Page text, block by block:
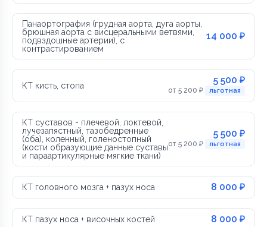
Панаортография (грудная аорта, дуга аорты,
брюшная аорта с висцеральными ветвями,
подвздошные артерии), с
контрастированием
14 000 ₽
КТ кисть, стопа 5 500 ₽
от 5 200 ₽ льготная
КТ суставов - плечевой, локтевой,
лучезапястный, тазобедренные
(оба), коленный, голеностопный
(кости образующие данные суставы
и параартикулярные мягкие ткани)
5 500 ₽
от 5 200 ₽ льготная
КТ головного мозга + пазух носа 8 000 ₽
КТ пазух носа + височных костей 8 000 ₽